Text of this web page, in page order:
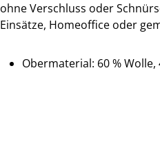
ohne Verschluss oder
Einsätze, Homeoffice oder
Obermaterial: 60 %